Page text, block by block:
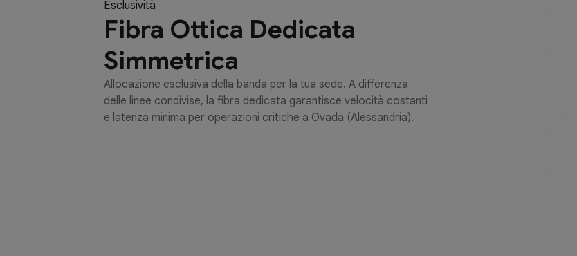
Esclusività
Fibra Ottica Dedicata
Simmetrica
Allocazione esclusiva della banda per la tua sede. A differenza
delle linee condivise, la fibra dedicata garantisce velocità costanti
e latenza minima per operazioni critiche a Ovada (Alessandria).